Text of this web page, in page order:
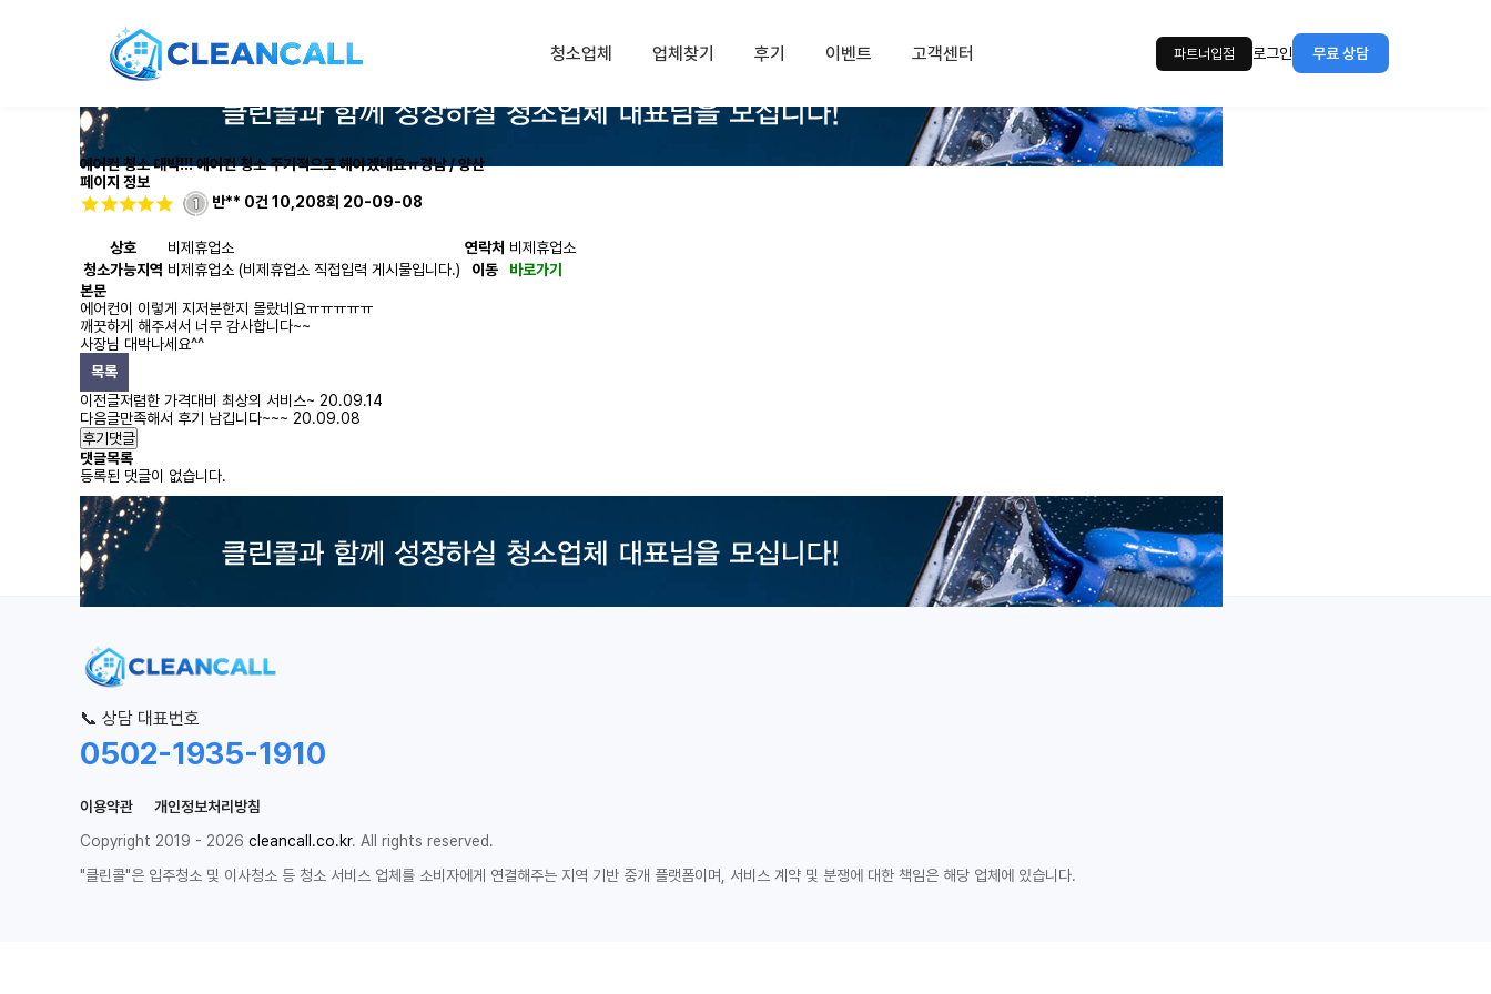
청소업체 업체찾기 후기 이벤트 고객센터 파트너입점 로그인 무료 상담
에어컨 청소 대박!!! 에어컨 청소 주기적으로 해야겠네요ㅠ경남 / 양산
페이지 정보
반** 0건 10,208회 20-09-08
상호 비제휴업소 연락처 비제휴업소
청소가능지역 비제휴업소 (비제휴업소 직접입력 게시물입니다.) 이동
바로가기
본문
에어컨이 이렇게 지저분한지 몰랐네요ㅠㅠㅠㅠㅠ
깨끗하게 해주셔서 너무 감사합니다~~
사장님 대박나세요^^
목록
이전글저렴한 가격대비 최상의 서비스~ 20.09.14
다음글만족해서 후기 남깁니다~~~ 20.09.08
후기댓글
댓글목록
등록된 댓글이 없습니다.
📞 상담 대표번호
0502-1935-1910
이용약관
개인정보처리방침
Copyright 2019 - 2026 cleancall.co.kr. All rights reserved.
"클린콜"은 입주청소 및 이사청소 등 청소 서비스 업체를 소비자에게 연결해주는 지역 기반 중개 플랫폼이며, 서비스 계약 및 분쟁에 대한 책임은 해당 업체에 있습니다.